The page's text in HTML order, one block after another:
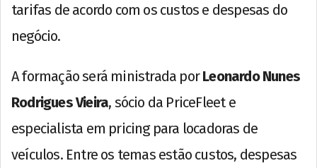
tarifas de acordo com os custos e despesas do
negócio.
A formação será ministrada porLeonardo Nunes
Rodrigues Vieira, sócio da PriceFleet e
especialista em pricing para locadoras de
veículos. Entre os temas estão custos, despesas